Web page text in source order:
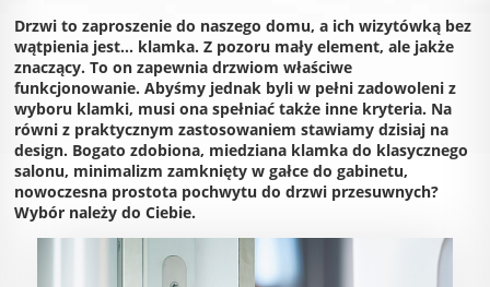
Drzwi to zaproszenie do naszego domu, a ich wizytówką bez
wątpienia jest... klamka. Z pozoru mały element, ale jakże
znaczący. To on zapewnia drzwiom właściwe
funkcjonowanie. Abyśmy jednak byli w pełni zadowoleni z
wyboru klamki, musi ona spełniać także inne kryteria. Na
równi z praktycznym zastosowaniem stawiamy dzisiaj na
design. Bogato zdobiona, miedziana klamka do klasycznego
salonu, minimalizm zamknięty w gałce do gabinetu,
nowoczesna prostota pochwytu do drzwi przesuwnych?
Wybór należy do Ciebie.